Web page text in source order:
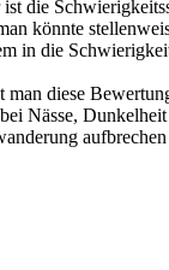
die
könnte
in die
diese
Nässe,